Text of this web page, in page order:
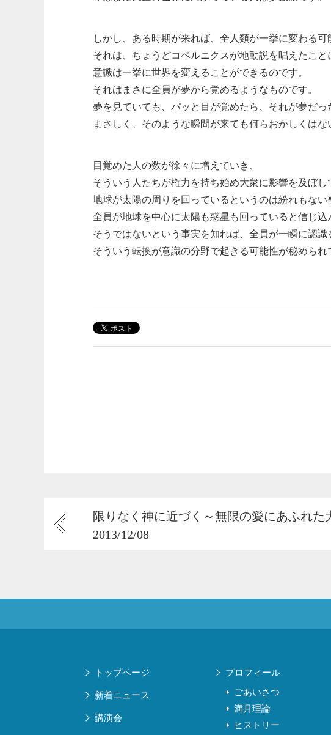
しかし、ある時期が来れば、全人類が一挙に変わる可
それは、ちょうどコペルニクスが地動説を唱えたこ
意識は一挙に世界を変えることができるのです。
それはまさに全員が夢から覚めるようなものです。
夢を見ていても、パッと目が覚めたら、それが夢だっ
まさしく、そのような瞬間が来ても何らおかしくはな
目覚めた人の数が徐々に増えていき、
そういう人たちが権力を持ち始め大衆に影響を及ぼ
地球が太陽の周りを回っているというのは紛れもな
全員が地球を中心に太陽も惑星も回っていると信じ込
そうではないという事実を知れば、全員が一瞬に認識
そういう転換が意識の分野で起きる可能性が秘められ
限りなく神に近づく～無限の愛にあふれた
2013/12/08
トップページ
新着ニュース
講演会
プロフィール
ごあいさつ
満月理論
ヒストリー